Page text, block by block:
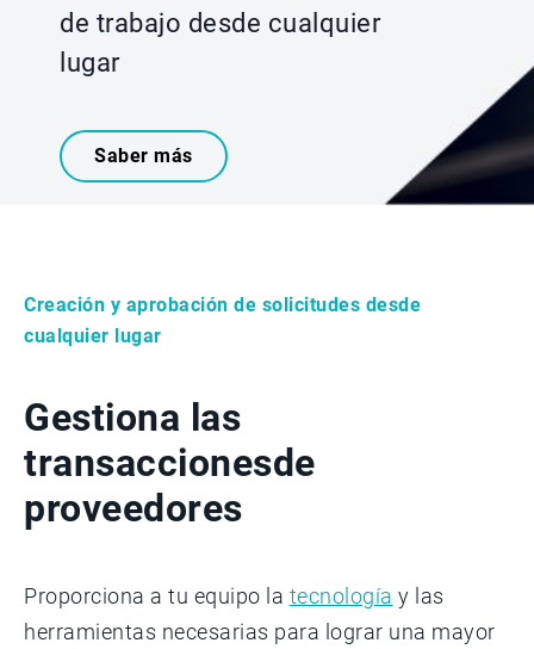
de trabajo desde cualquier
lugar
Saber más
Creación y aprobación de solicitudes desde
cualquier lugar
Gestiona las
transaccionesde
proveedores
Proporciona a tu equipo la tecnología y las
herramientas necesarias para lograr una mayor